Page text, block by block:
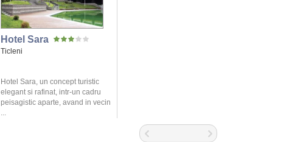
Hotel Sara
Ticleni
Hotel Sara, un concept turistic
elegant si rafinat, intr-un cadru
peisagistic aparte, avand in vecin
...